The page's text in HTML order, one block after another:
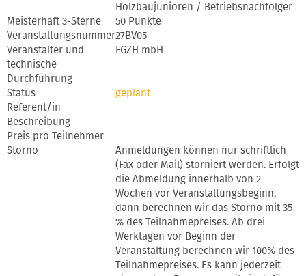
Holzbaujunioren / Betriebsnachfolger
Meisterhaft 3-Sterne
50 Punkte
Veranstaltungsnummer27BV05
Veranstalter und
technische
Durchführung
FGZH mbH
Status
geplant
Referent/in
Beschreibung
Preis pro Teilnehmer
Storno
Anmeldungen können nur schriftlich
(Fax oder Mail) storniert werden. Erfolgt
die Abmeldung innerhalb von 2
Wochen vor Veranstaltungsbeginn,
dann berechnen wir das Storno mit 35
% des Teilnahmepreises. Ab drei
Werktagen vor Beginn der
Veranstaltung berechnen wir 100% des
Teilnahmepreises. Es kann jederzeit